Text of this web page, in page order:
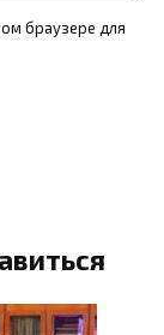
браузере для